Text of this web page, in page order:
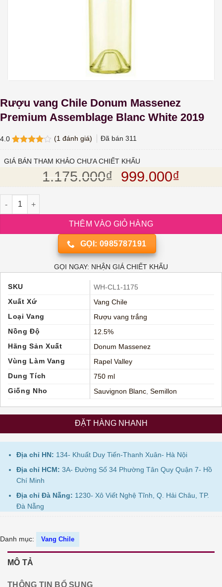
Rượu vang Chile Donum Massenez
Premium Assemblage Blanc White 2019
4.0
5 dựa
(1 đánh giá) Đã bán 311
GIÁ BÁN THAM KHẢO CHƯA CHIẾT KHẤU
1.175.000₫ Giá gốc là:
999.000₫
Rượu vang Chile Donum Massenez Premium Assemblage Blanc
THÊM VÀO GIỎ HÀNG
GỌI: 0985787191
GỌI NGAY: NHẬN GIÁ CHIẾT KHẤU
SKU
WH-CL1-1175
Xuất Xứ
Vang Chile
Loại Vang
Rượu vang trắng
Nồng Độ
12.5%
Hãng Sản Xuất
Donum Massenez
Vùng Làm Vang
Rapel Valley
Dung Tích
750 ml
Giống Nho
Sauvignon Blanc, Semillon
ĐẶT HÀNG NHANH
Địa chỉ HN: 134- Khuất Duy Tiến-Thanh Xuân- Hà Nội
Địa chỉ HCM: 3A- Đường Số 34 Phường Tân Quy Quận 7- Hồ
Chí Minh
Địa chỉ Đà Nẵng: 1230- Xô Viết Nghệ Tĩnh, Q. Hải Châu, TP.
Đà Nẵng
Danh mục: Vang Chile
MÔ TẢ
THÔNG TIN BỔ SUNG